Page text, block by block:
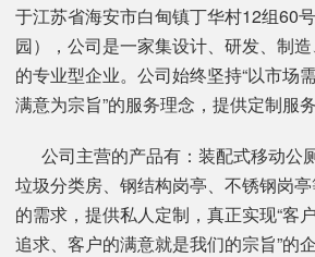
于江苏省海安市白甸镇丁华村12组60
园），公司是一家集设计、研发、制
的专业型企业。公司始终坚持“以市场
满意为宗旨”的服务理念，提供定制服务
公司主营的产品有：装配式移动公
垃圾分类房、钢结构岗亭、不锈钢岗
的需求，提供私人定制，真正实现“客
追求、客户的满意就是我们的宗旨”的